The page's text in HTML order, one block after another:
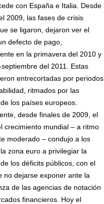
con España e Italia. Desde
2009, las fases de crisis
se ligaron, dejaron ver el
defecto de pago,
en la primavera del 2010 y
del 2011. Estas
entrecortadas por periodos
ritmados por las
los países europeos.
desde finales de 2009, el
crecimiento mundial – a ritmo
moderado – condujo a los
zona euro a privilegiar la
los déficits públicos, con el
no dejarse exponer ante la
de las agencias de notación
financieros. Hoy el